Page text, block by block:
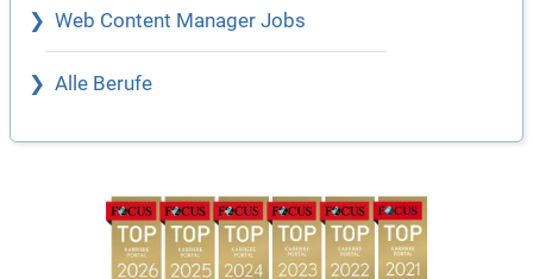
Web Content Manager Jobs
Alle Berufe